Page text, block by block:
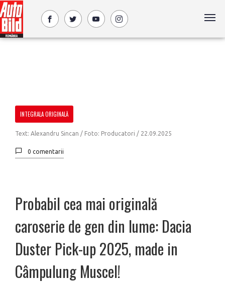
INTEGRALA ORIGINALĂ
Text: Alexandru Sincan / Foto: Producatori / 22.09.2025
0 comentarii
Probabil cea mai originală
caroserie de gen din lume: Dacia
Duster Pick-up 2025, made in
Câmpulung Muscel!